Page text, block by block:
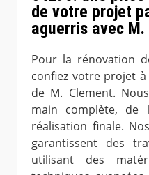
de votre projet
aguerris avec
Pour la rénovation
confiez votre projet
de M. Clement.
main complète, de
réalisation finale.
garantissent des
utilisant des